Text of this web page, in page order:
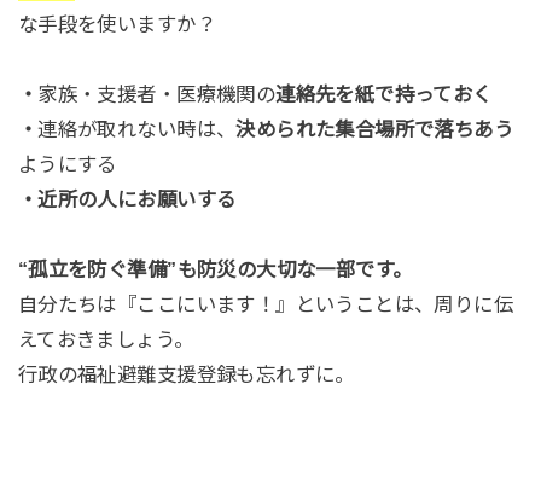
な手段を使いますか？
・ 家族・支援者・医療機関の連絡先を紙で持っておく
・連絡が取れない時は、決められた集合場所で落ちあう
ようにする
・近所の人にお願いする
“孤立を防ぐ準備”も防災の大切な一部です。
自分たちは『ここにいます！』ということは、周りに伝
えておきましょう。
行政の福祉避難支援登録も忘れずに。